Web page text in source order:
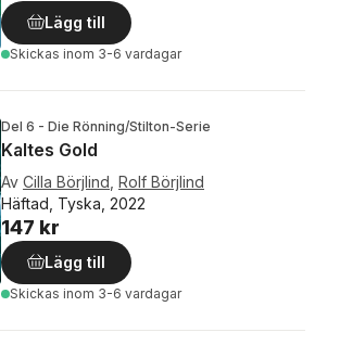
Lägg till
Skickas inom 3-6 vardagar
Del 6 - Die Rönning/Stilton-Serie
Kaltes Gold
Av Cilla Börjlind Rolf Börjlind
Häftad, Tyska, 2022
147 kr
Lägg till
Skickas inom 3-6 vardagar